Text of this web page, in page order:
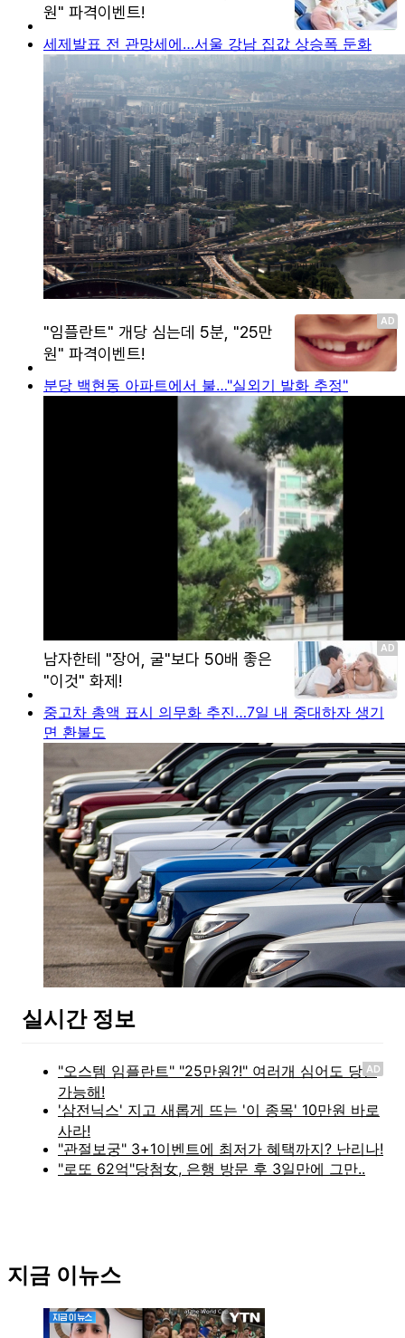
세제발표 전 관망세에…서울 강남 집값 상승폭 둔화
분당 백현동 아파트에서 불…"실외기 발화 추정"
중고차 총액 표시 의무화 추진…7일 내 중대하자 생기
면 환불도
실시간 정보
AD
지금 이뉴스